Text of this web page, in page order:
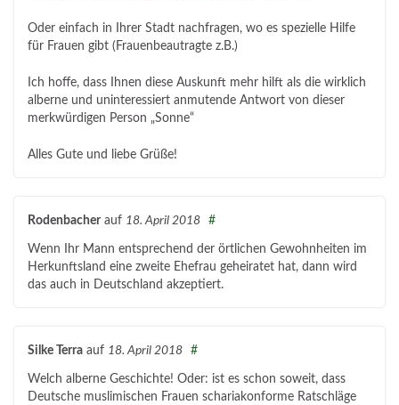
Oder einfach in Ihrer Stadt nachfragen, wo es spezielle Hilfe
für Frauen gibt (Frauenbeautragte z.B.)
Ich hoffe, dass Ihnen diese Auskunft mehr hilft als die wirklich
alberne und uninteressiert anmutende Antwort von dieser
merkwürdigen Person „Sonne“
Alles Gute und liebe Grüße!
Rodenbacher auf 18. April 2018 #
Wenn Ihr Mann entsprechend der örtlichen Gewohnheiten im
Herkunftsland eine zweite Ehefrau geheiratet hat, dann wird
das auch in Deutschland akzeptiert.
Silke Terra auf 18. April 2018 #
Welch alberne Geschichte! Oder: ist es schon soweit, dass
Deutsche muslimischen Frauen schariakonforme Ratschläge